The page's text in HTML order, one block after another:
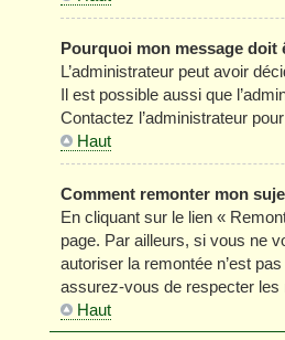
Pourquoi mon message doit
L’administrateur peut avoir
Il est possible aussi que
Contactez l’administrateur
Haut
Comment remonter mon
En cliquant sur le lien «
page. Par ailleurs, si vous ne
autoriser la remontée n’est
assurez-vous de respecter les
Haut